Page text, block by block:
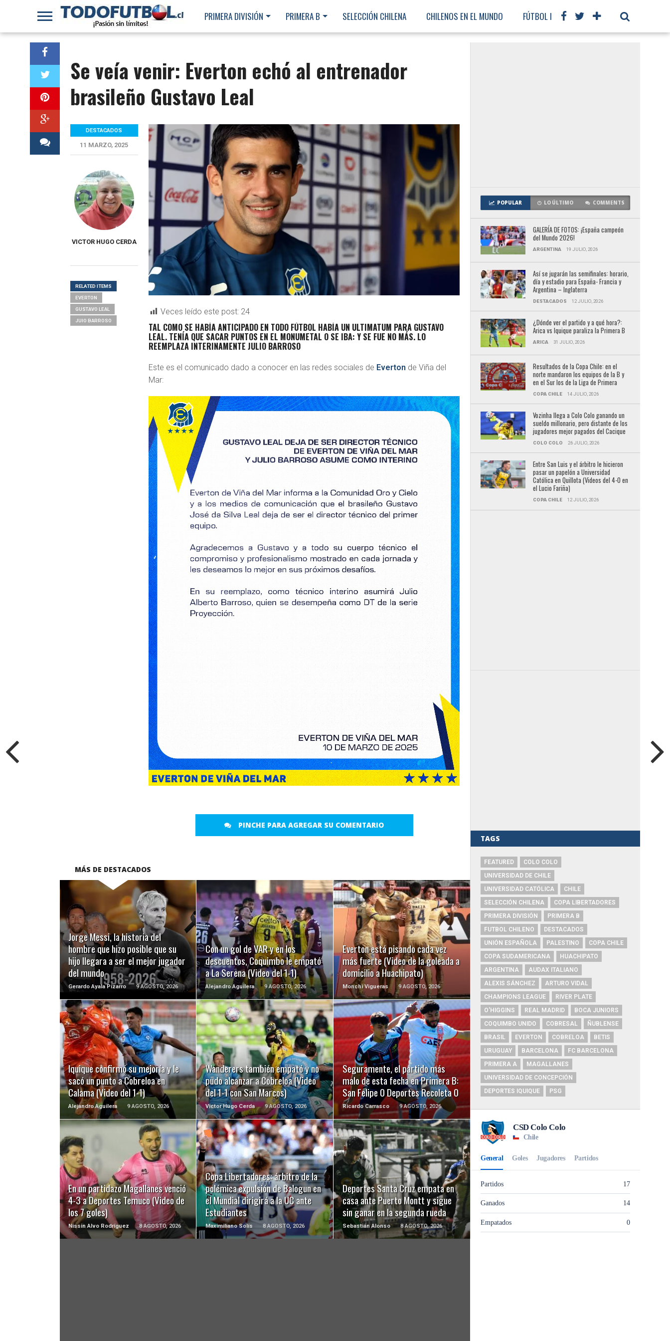
PRIMERA DIVISIÓN PRIMERA B SELECCIÓN CHILENA CHILENOS EN EL MUNDO FÚTBOL INTERNACIONAL
Se veía venir: Everton echó al entrenador
brasileño Gustavo Leal
Veces leído este post: 24
TAL COMO SE HABÍA ANTICIPADO EN TODO FÚTBOL HABÍA UN ULTIMATUM PARA GUSTAVO
LEAL. TENÍA QUE SACAR PUNTOS EN EL MONUMETAL O SE IBA: Y SE FUE NO MÁS. LO
REEMPLAZA INTERINAMENTE JULIO BARROSO
Este es el comunicado dado a conocer en las redes sociales de Everton de Viña del
Mar:
PINCHE PARA AGREGAR SU COMENTARIO
DESTACADOS
11 MARZO, 2025
VICTOR HUGO CERDA
RELATED ITEMS
EVERTON
GUSTAVO LEAL
JUIO BARROSO
MÁS DE DESTACADOS
Jorge Messi, la historia del
hombre que hizo posible que su
hijo llegara a ser el mejor jugador
del mundo
Gerardo Ayala Pizarro 9 AGOSTO, 2026
LEER MÁS
Con un gol de VAR y en los
descuentos, Coquimbo le empató
a La Serena (Video del 1-1)
Alejandro Aguilera 9 AGOSTO, 2026
LEER MÁS
Everton está pisando cada vez
más fuerte (Video de la goleada a
domicilio a Huachipato)
Monchi Vigueras 9 AGOSTO, 2026
LEER MÁS
Iquique confirmó su mejoría y le
sacó un punto a Cobreloa en
Calama (Video del 1-1)
Alejandro Aguilera 9 AGOSTO, 2026
LEER MÁS
Wanderers también empató y no
pudo alcanzar a Cobreloa (Video
del 1-1 con San Marcos)
Victor Hugo Cerda 9 AGOSTO, 2026
LEER MÁS
Seguramente, el partido más
malo de esta fecha en Primera B:
San Felipe 0 Deportes Recoleta 0
Ricardo Carrasco 9 AGOSTO, 2026
LEER MÁS
En un partidazo Magallanes venció
4-3 a Deportes Temuco (Video de
los 7 goles)
Nissin Alvo Rodríguez 8 AGOSTO, 2026
LEER MÁS
Copa Libertadores: árbitro de la
polémica expulsión de Balogun en
el Mundial dirigirá a la UC ante
Estudiantes
Maximiliano Solís 8 AGOSTO, 2026
LEER MÁS
Deportes Santa Cruz empata en
casa ante Puerto Montt y sigue
sin ganar en la segunda rueda
Sebastián Alonso 8 AGOSTO, 2026
LEER MÁS
POPULAR LO ÚLTIMO COMMENTS
GALERÍA DE FOTOS: ¡España campeón
del Mundo 2026!
ARGENTINA 19 JULIO, 2026
Así se jugarán las semifinales: horario,
día y estadio para España- Francia y
Argentina – Inglaterra
DESTACADOS 12 JULIO, 2026
¿Dónde ver el partido y a qué hora?:
Arica vs Iquique paraliza la Primera B
ARICA 31 JULIO, 2026
Resultados de la Copa Chile: en el
norte mandaron los equipos de la B y
en el Sur los de la Liga de Primera
COPA CHILE 14 JULIO, 2026
Vozinha llega a Colo Colo ganando un
sueldo millonario, pero distante de los
jugadores mejor pagados del Cacique
COLO COLO 26 JULIO, 2026
Entre San Luis y el árbitro le hicieron
pasar un papelón a Universidad
Católica en Quillota (Videos del 4-0 en
el Lucio Fariña)
COPA CHILE 12 JULIO, 2026
TAGS
FEATURED
COLO COLO
UNIVERSIDAD DE CHILE
UNIVERSIDAD CATÓLICA
CHILE
SELECCIÓN CHILENA
COPA LIBERTADORES
PRIMERA DIVISIÓN
PRIMERA B
FUTBOL CHILENO
DESTACADOS
UNIÓN ESPAÑOLA
PALESTINO
COPA CHILE
COPA SUDAMERICANA
HUACHIPATO
ARGENTINA
AUDAX ITALIANO
ALEXIS SÁNCHEZ
ARTURO VIDAL
CHAMPIONS LEAGUE
RIVER PLATE
O'HIGGINS
REAL MADRID
BOCA JUNIORS
COQUIMBO UNIDO
COBRESAL
ÑUBLENSE
BRASIL
EVERTON COBRELOA
BETIS
URUGUAY
BARCELONA
FC BARCELONA
PRIMERA A
MAGALLANES
UNIVERSIDAD DE CONCEPCIÓN
DEPORTES IQUIQUE
PSG